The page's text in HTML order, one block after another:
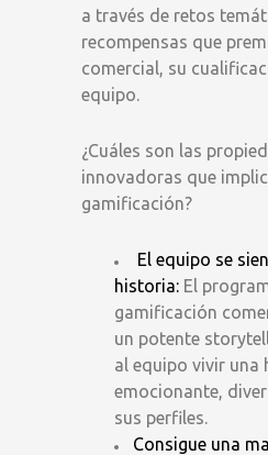
a través de retos
recompensas que
comercial, su
equipo.
¿Cuáles son las
innovadoras que
gamificación?
El equipo se
historia: El
gamificación
un potente
al equipo vivir una
emocionante,
sus perfiles.
Consigue una